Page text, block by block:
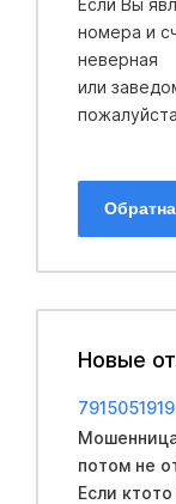
номера и
неверная
или
Новые
потом не
Если